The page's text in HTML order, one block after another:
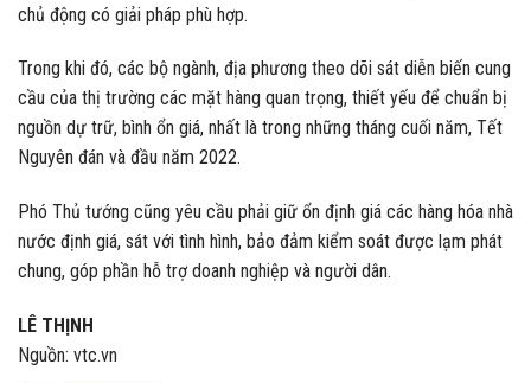
chủ động có giải pháp phù hợp.
Trong khi đó, các bộ ngành, địa phương theo dõi sát diễn biến cung
cầu của thị trường các mặt hàng quan trọng, thiết yếu để chuẩn bị
nguồn dự trữ, bình ổn giá, nhất là trong những tháng cuối năm, Tết
Nguyên đán và đầu năm 2022.
Phó Thủ tướng cũng yêu cầu phải giữ ổn định giá các hàng hóa nhà
nước định giá, sát với tình hình, bảo đảm kiểm soát được lạm phát
chung, góp phần hỗ trợ doanh nghiệp và người dân.
LÊ THỊNH
Nguồn: vtc.vn